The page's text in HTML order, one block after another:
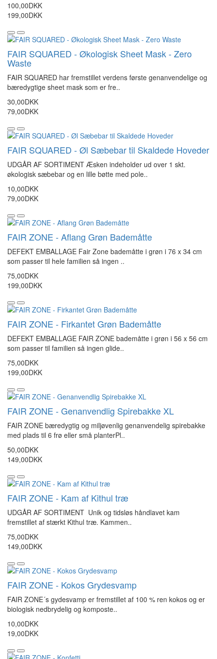
100,00DKK
199,00DKK
FAIR SQUARED - Økologisk Sheet Mask - Zero
Waste
FAIR SQUARED har fremstillet verdens første genanvendelige og
bæredygtige sheet mask som er fre..
30,00DKK
79,00DKK
FAIR SQUARED - Øl Sæbebar til Skaldede Hoveder
UDGÅR AF SORTIMENT Æsken indeholder ud over 1 skt.
økologisk sæbebar og en lille bøtte med pole..
10,00DKK
79,00DKK
FAIR ZONE - Aflang Grøn Bademåtte
DEFEKT EMBALLAGE Fair Zone bademåtte i grøn i 76 x 34 cm
som passer til hele familien så ingen ..
75,00DKK
199,00DKK
FAIR ZONE - Firkantet Grøn Bademåtte
DEFEKT EMBALLAGE FAIR ZONE bademåtte i grøn i 56 x 56 cm
som passer til familien så ingen glide..
75,00DKK
199,00DKK
FAIR ZONE - Genanvendlig Spirebakke XL
FAIR ZONE bæredygtig og miljøvenlig genanvendelig spirebakke
med plads til 6 frø eller små planterPl..
50,00DKK
149,00DKK
FAIR ZONE - Kam af Kithul træ
UDGÅR AF SORTIMENT Unik og tidsløs håndlavet kam
fremstillet af stærkt Kithul træ. Kammen..
75,00DKK
149,00DKK
FAIR ZONE - Kokos Grydesvamp
FAIR ZONE´s gydesvamp er fremstillet af 100 % ren kokos og er
biologisk nedbrydelig og komposte..
10,00DKK
19,00DKK